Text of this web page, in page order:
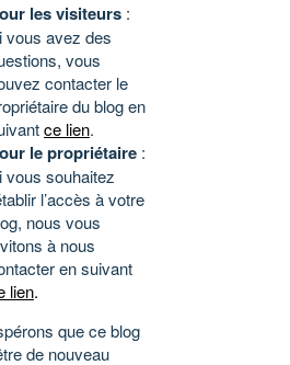
les visiteurs :
vous avez des
vous
contacter le
du blog en
ce lien.
le propriétaire :
vous souhaitez
l’accès à votre
nous vous
à nous
en suivant
lien.
que ce blog
de nouveau